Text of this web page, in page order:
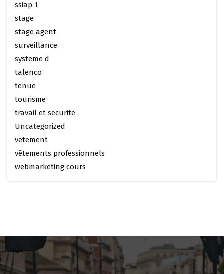
ssiap 1
stage
stage agent
surveillance
systeme d
talenco
tenue
tourisme
travail et securite
Uncategorized
vetement
vêtements professionnels
webmarketing cours